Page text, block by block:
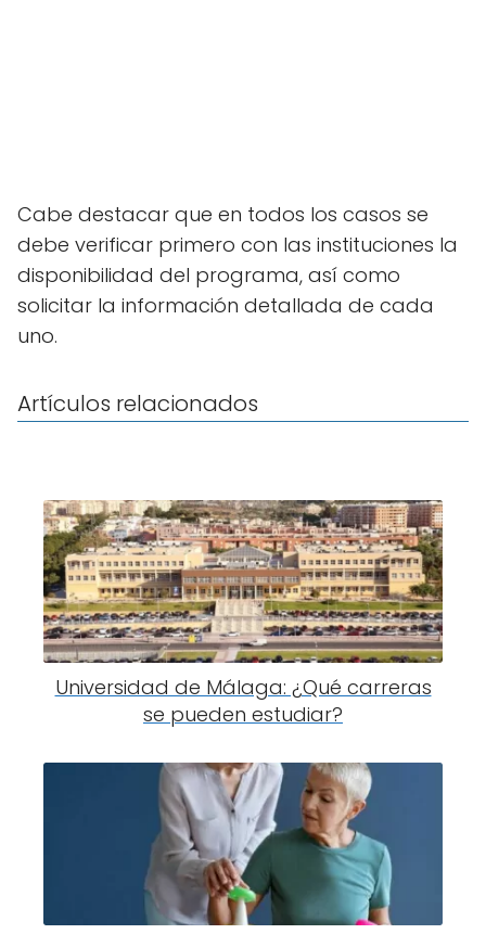
Cabe destacar que en todos los casos se
debe verificar primero con las instituciones la
disponibilidad del programa, así como
solicitar la información detallada de cada
uno.
Artículos relacionados
Universidad de Málaga: ¿Qué carreras
se pueden estudiar?